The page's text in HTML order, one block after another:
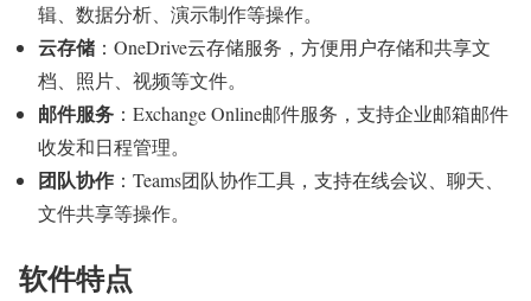
辑、数据分析、演示制作等操作。
云存储 ：OneDrive云存储服务，方便用户存储和共享文
档、照片、视频等文件。
邮件服务 ：Exchange Online邮件服务，支持企业邮箱邮件
收发和日程管理。
团队协作 ：Teams团队协作工具，支持在线会议、聊天、
文件共享等操作。
软件特点